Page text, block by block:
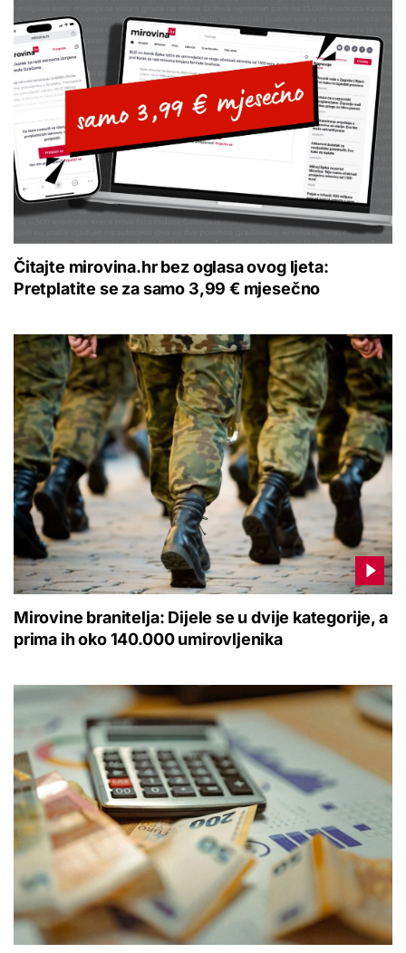
Čitajte mirovina.hr bez oglasa ovog ljeta:
Pretplatite se za samo 3,99 € mjesečno
Mirovine branitelja: Dijele se u dvije kategorije, a
prima ih oko 140.000 umirovljenika